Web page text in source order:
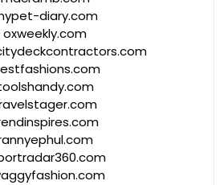
diary.com
oxweekly.com